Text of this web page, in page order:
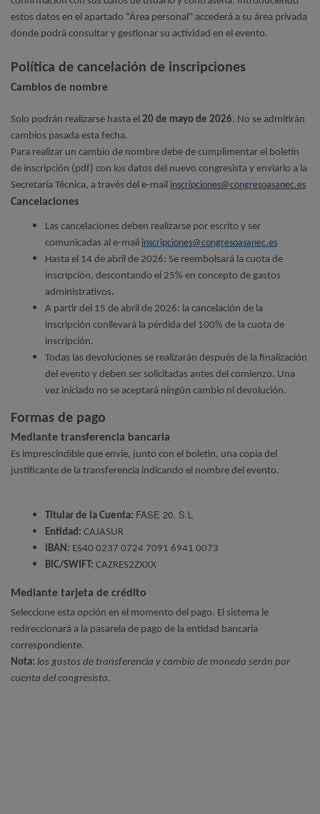
estos datos en el apartado “Área personal” accederá a su área privada
donde podrá consultar y gestionar su actividad en el evento.
Política de cancelación de inscripciones
Cambios de nombre
Solo podrán realizarse hasta el 20 de mayo de 2026. No se admitirán
cambios pasada esta fecha.
Para realizar un cambio de nombre debe de cumplimentar el boletín
de inscripción (pdf) con los datos del nuevo congresista y enviarlo a la
Secretaría Técnica, a través del e-mail inscripciones@congresoasanec.es
Cancelaciones
Las cancelaciones deben realizarse por escrito y ser
comunicadas al e-mail inscripciones@congresoasanec.es
Hasta el 14 de abril de 2026: Se reembolsará la cuota de
inscripción, descontando el 25% en concepto de gastos
administrativos.
A partir del 15 de abril de 2026: la cancelación de la
inscripción conllevará la pérdida del 100% de la cuota de
inscripción.
Todas las devoluciones se realizarán después de la finalización
del evento y deben ser solicitadas antes del comienzo. Una
vez iniciado no se aceptará ningún cambio ni devolución.
Formas de pago
Mediante transferencia bancaria
Es imprescindible que envíe, junto con el boletin, una copia del
justificante de la transferencia indicando el nombre del evento.
Titular de la Cuenta: FASE 20. S.L
Entidad: CAJASUR
IBAN: ES40 0237 0724 7091 6941 0073
BIC/SWIFT: CAZRES2ZXXX
Mediante tarjeta de crédito
Seleccione esta opción en el momento del pago. El sistema le
redireccionará a la pasarela de pago de la entidad bancaria
correspondiente.
Nota: los gastos de transferencia y cambio de moneda serán por
cuenta del congresista.